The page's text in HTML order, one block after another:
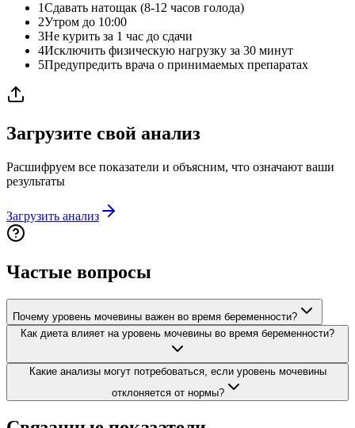
1Сдавать натощак (8-12 часов голода)
2Утром до 10:00
3Не курить за 1 час до сдачи
4Исключить физическую нагрузку за 30 минут
5Предупредить врача о принимаемых препаратах
Загрузите свой анализ
Расшифруем все показатели и объясним, что означают ваши
результаты
Загрузить анализ
Частые вопросы
Почему уровень мочевины важен во время беременности?
Как диета влияет на уровень мочевины во время беременности?
Какие анализы могут потребоваться, если уровень мочевины
отклоняется от нормы?